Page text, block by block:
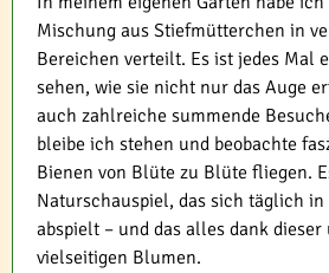
Mischung aus Stiefmütterchen in
Bereichen verteilt. Es ist jedes Mal
sehen, wie sie nicht nur das Auge
auch zahlreiche summende
bleibe ich stehen und beobachte
Bienen von Blüte zu Blüte fliegen.
Naturschauspiel, das sich täglich in
abspielt – und das alles dank
vielseitigen Blumen.